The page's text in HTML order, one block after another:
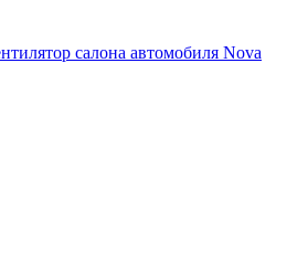
салона автомобиля Nova